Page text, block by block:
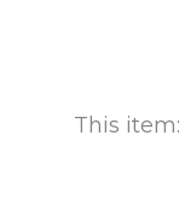
This item: